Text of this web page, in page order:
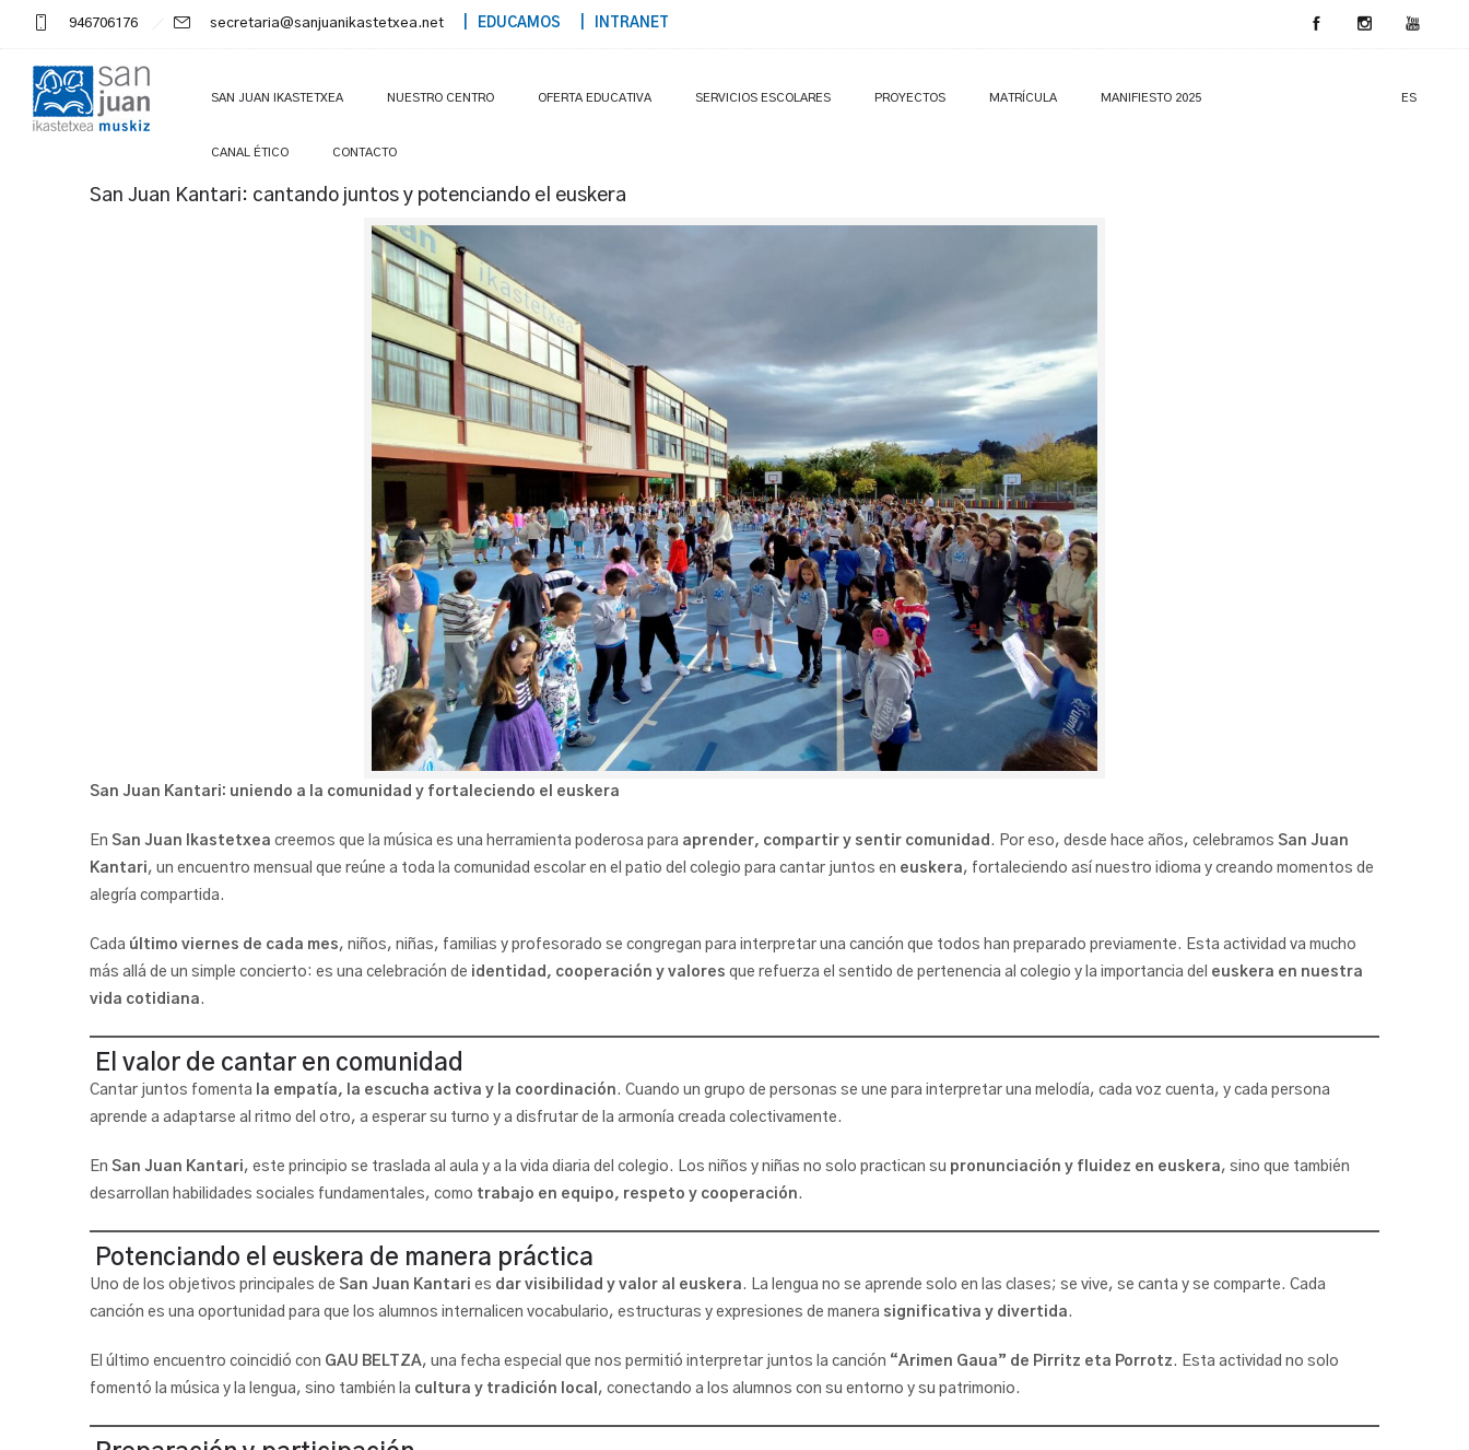
946706176 secretaria@sanjuanikastetxea.net | EDUCAMOS | INTRANET
ES
SAN JUAN IKASTETXEA NUESTRO CENTRO OFERTA EDUCATIVA SERVICIOS ESCOLARES PROYECTOS MATRÍCULA MANIFIESTO 2025
CANAL ÉTICO CONTACTO
San Juan Kantari: cantando juntos y potenciando el euskera
San Juan Kantari: uniendo a la comunidad y fortaleciendo el euskera
En San Juan Ikastetxea creemos que la música es una herramienta poderosa para aprender, compartir y sentir comunidad . Por eso, desde hace años, celebramos San Juan
Kantari, un encuentro mensual que reúne a toda la comunidad escolar en el patio del colegio para cantar juntos en euskera, fortaleciendo así nuestro idioma y creando momentos de
alegría compartida.
Cada último viernes de cada mes, niños, niñas, familias y profesorado se congregan para interpretar una canción que todos han preparado previamente. Esta actividad va mucho
más allá de un simple concierto: es una celebración de identidad, cooperación y valores que refuerza el sentido de pertenencia al colegio y la importancia del euskera en nuestra
vida cotidiana.
El valor de cantar en comunidad
Cantar juntos fomenta la empatía, la escucha activa y la coordinación. Cuando un grupo de personas se une para interpretar una melodía, cada voz cuenta, y cada persona
aprende a adaptarse al ritmo del otro, a esperar su turno y a disfrutar de la armonía creada colectivamente.
En San Juan Kantari, este principio se traslada al aula y a la vida diaria del colegio. Los niños y niñas no solo practican su pronunciación y fluidez en euskera, sino que también
desarrollan habilidades sociales fundamentales, como trabajo en equipo, respeto y cooperación.
Potenciando el euskera de manera práctica
Uno de los objetivos principales de San Juan Kantari es dar visibilidad y valor al euskera. La lengua no se aprende solo en las clases; se vive, se canta y se comparte. Cada
canción es una oportunidad para que los alumnos internalicen vocabulario, estructuras y expresiones de manera significativa y divertida.
El último encuentro coincidió con GAU BELTZA, una fecha especial que nos permitió interpretar juntos la canción “Arimen Gaua” de Pirritz eta Porrotz. Esta actividad no solo
fomentó la música y la lengua, sino también la cultura y tradición local , conectando a los alumnos con su entorno y su patrimonio.